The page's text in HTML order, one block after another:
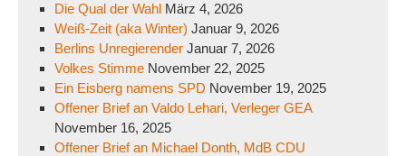
Die Qual der Wahl März 4, 2026
Weiß-Zeit (aka Winter) Januar 9, 2026
Berlins Unregierender Januar 7, 2026
Volkes Stimme November 22, 2025
Ein Eisberg namens SPD November 19, 2025
Offener Brief an Valdo Lehari, Verleger GEA
November 16, 2025
Offener Brief an Michael Donth, MdB CDU